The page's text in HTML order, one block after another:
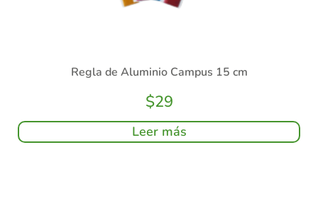
Regla de Aluminio Campus 15 cm
$29
Leer más